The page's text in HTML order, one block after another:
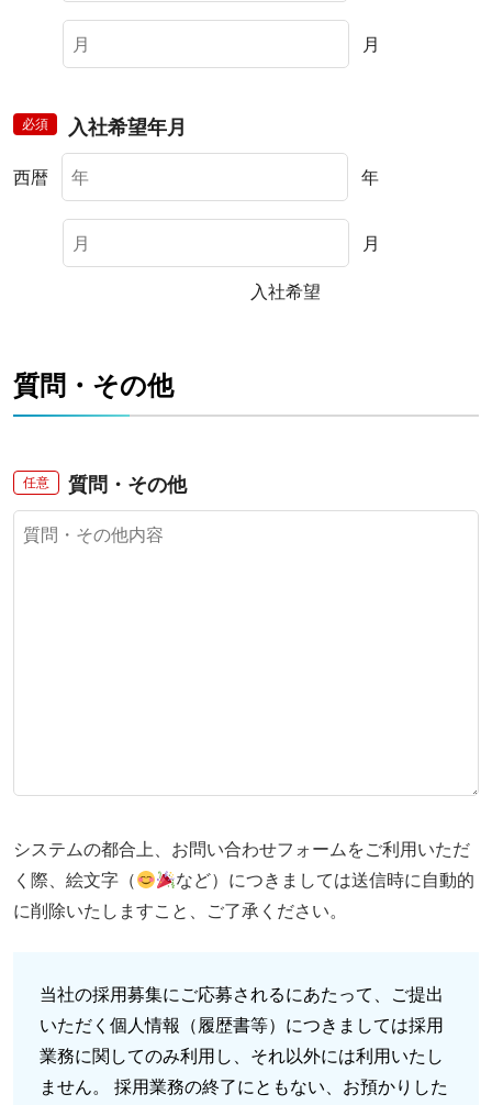
月
必須 入社希望年月
西暦 年
月
入社希望
質問・その他
任意 質問・その他
システムの都合上、お問い合わせフォームをご利用いただ
く際、絵文字（
など）につきましては送信時に自動的
に削除いたしますこと、ご了承ください。
当社の採用募集にご応募されるにあたって、ご提出
いただく個人情報（履歴書等）につきましては採用
業務に関してのみ利用し、それ以外には利用いたし
ません。 採用業務の終了にともない、お預かりした